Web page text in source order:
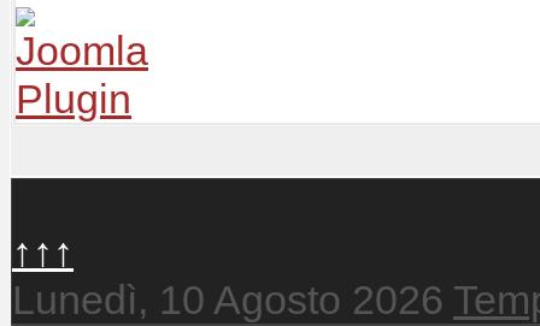
↑↑↑
Lunedì, 10 Agosto 2026